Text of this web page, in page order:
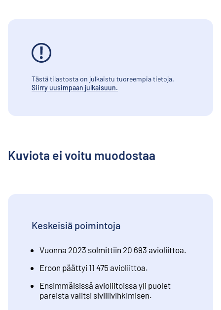
Tästä tilastosta on julkaistu tuoreempia tietoja.
Siirry uusimpaan julkaisuun.
Kuviota ei voitu muodostaa
Keskeisiä poimintoja
Vuonna 2023 solmittiin 20 693 avioliittoa.
Eroon päättyi 11 475 avioliittoa.
Ensimmäisissä avioliitoissa yli puolet
pareista valitsi siviilivihkimisen.